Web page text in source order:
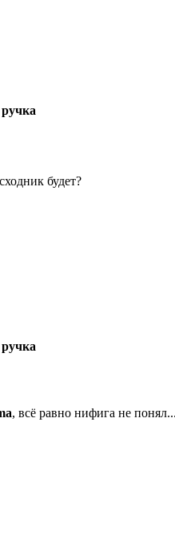
будет?
, всё равно нифига не